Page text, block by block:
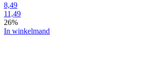
8,49
11,49
26%
In winkelmand